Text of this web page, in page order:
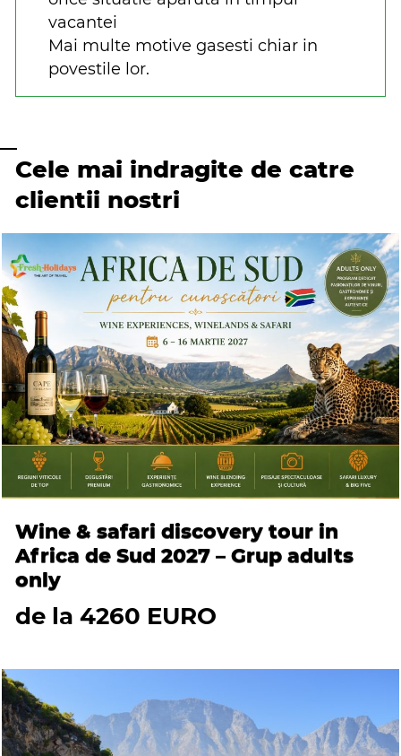
vacantei
Mai multe motive gasesti chiar in
povestile lor.
Cele mai indragite de catre
clientii nostri
Wine & safari discovery tour in
Africa de Sud 2027 – Grup adults
only
de la 4260 EURO